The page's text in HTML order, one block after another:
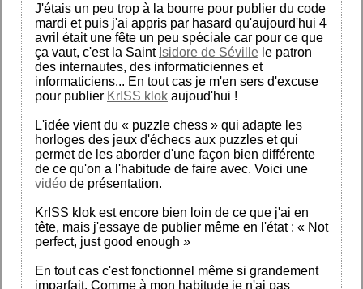
J'étais un peu trop à la bourre pour publier du code
mardi et puis j'ai appris par hasard qu'aujourd'hui 4
avril était une fête un peu spéciale car pour ce que
ça vaut, c'est la Saint Isidore de Séville le patron
des internautes, des informaticiennes et
informaticiens... En tout cas je m'en sers d'excuse
pour publier KrISS klok aujoud'hui !
L'idée vient du « puzzle chess » qui adapte les
horloges des jeux d'échecs aux puzzles et qui
permet de les aborder d'une façon bien différente
de ce qu'on a l'habitude de faire avec. Voici une
vidéo de présentation.
KrISS klok est encore bien loin de ce que j'ai en
tête, mais j'essaye de publier même en l'état : « Not
perfect, just good enough »
En tout cas c'est fonctionnel même si grandement
imparfait. Comme à mon habitude je n'ai pas